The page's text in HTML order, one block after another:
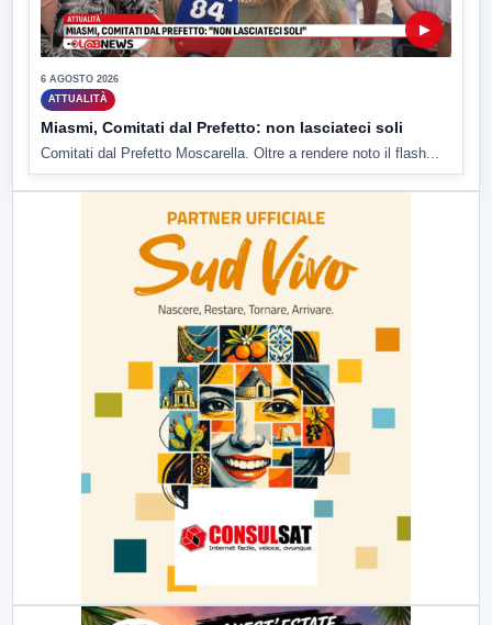
▶
6 AGOSTO 2026
ATTUALITÀ
Miasmi, Comitati dal Prefetto: non lasciateci soli
Comitati dal Prefetto Moscarella. Oltre a rendere noto il flash...